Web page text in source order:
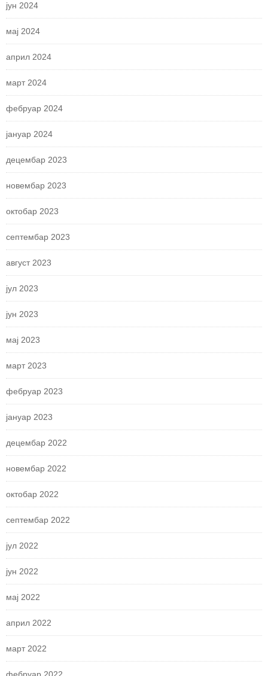
јун 2024
мај 2024
април 2024
март 2024
фебруар 2024
јануар 2024
децембар 2023
новембар 2023
октобар 2023
септембар 2023
август 2023
јул 2023
јун 2023
мај 2023
март 2023
фебруар 2023
јануар 2023
децембар 2022
новембар 2022
октобар 2022
септембар 2022
јул 2022
јун 2022
мај 2022
април 2022
март 2022